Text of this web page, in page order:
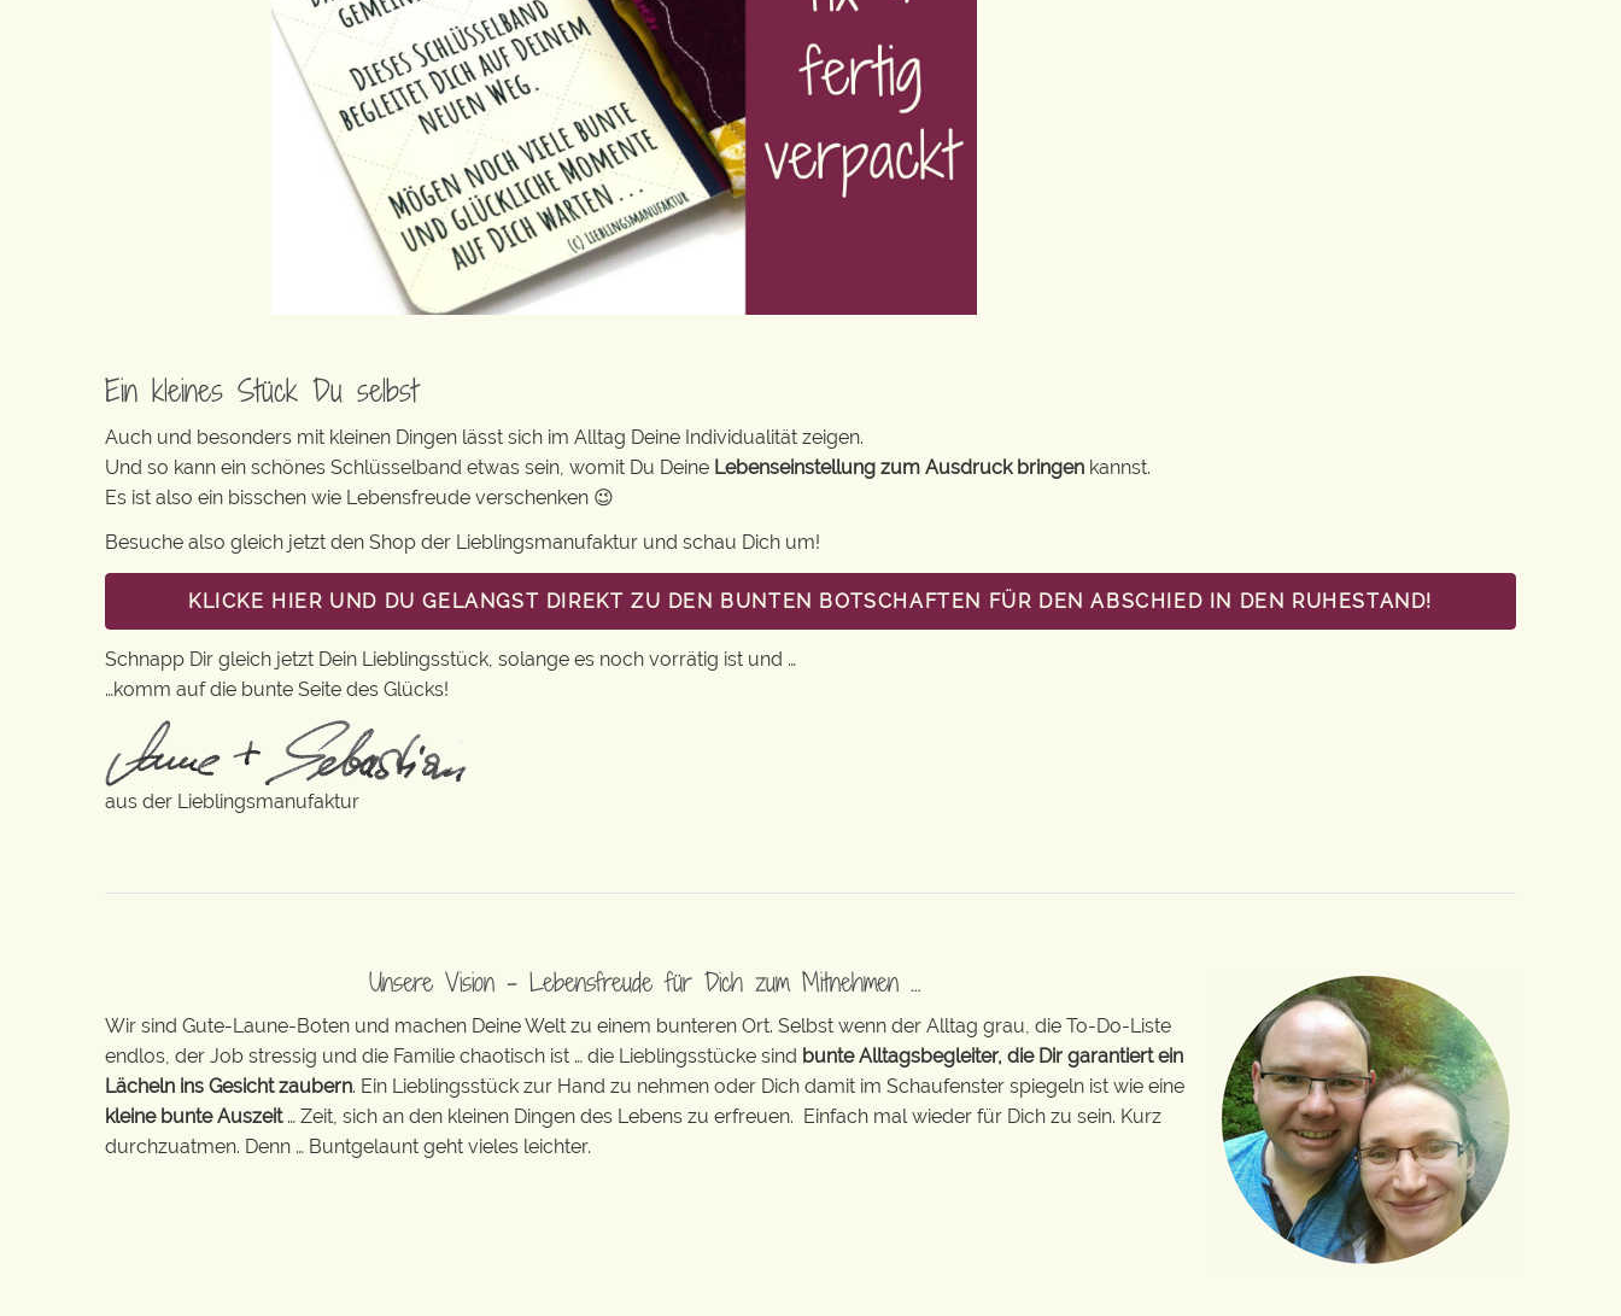
Ein kleines Stück Du selbst
Auch und besonders mit kleinen Dingen lässt sich im Alltag Deine Individualität zeigen.
Und so kann ein schönes Schlüsselband etwas sein, womit Du Deine Lebenseinstellung zum Ausdruck bringen kannst.
Es ist also ein bisschen wie Lebensfreude verschenken 😉
Besuche also gleich jetzt den Shop der Lieblingsmanufaktur und schau Dich um!
KLICKE HIER UND DU GELANGST DIREKT ZU DEN BUNTEN BOTSCHAFTEN FÜR DEN ABSCHIED IN DEN RUHESTAND!
Schnapp Dir gleich jetzt Dein Lieblingsstück, solange es noch vorrätig ist und …
…komm auf die bunte Seite des Glücks!
aus der Lieblingsmanufaktur
Unsere Vision – Lebensfreude für Dich zum Mitnehmen …
Wir sind Gute-Laune-Boten und machen Deine Welt zu einem bunteren Ort. Selbst wenn der Alltag grau, die To-Do-Liste
endlos, der Job stressig und die Familie chaotisch ist … die Lieblingsstücke sind bunte Alltagsbegleiter, die Dir garantiert ein
Lächeln ins Gesicht zaubern. Ein Lieblingsstück zur Hand zu nehmen oder Dich damit im Schaufenster spiegeln ist wie eine
kleine bunte Auszeit… Zeit, sich an den kleinen Dingen des Lebens zu erfreuen. Einfach mal wieder für Dich zu sein. Kurz
durchzuatmen. Denn … Buntgelaunt geht vieles leichter.